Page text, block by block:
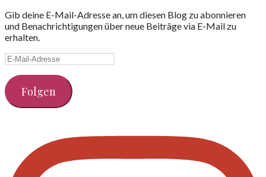
Gib deine E-Mail-Adresse an, um diesen Blog zu abonnieren
und Benachrichtigungen über neue Beiträge via E-Mail zu
erhalten.
E-
Adresse
Folgen